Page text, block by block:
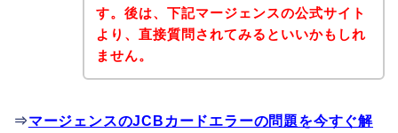
す。後は、下記マージェンスの公式サイト
より、直接質問されてみるといいかもしれ
ません。
⇒マージェンスのJCBカードエラーの問題を今すぐ解